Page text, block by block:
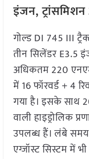
इंजन,
गोल्ड DI 745 III
तीन सिलेंडर E3.5
अधिकतम 220 एनएम
में 16 फॉरवर्ड + 4
गया है। इसके साथ
वाली हाइड्रोलिक
उपलब्ध हैं। लंबे
एग्जॉस्ट सिस्टम में